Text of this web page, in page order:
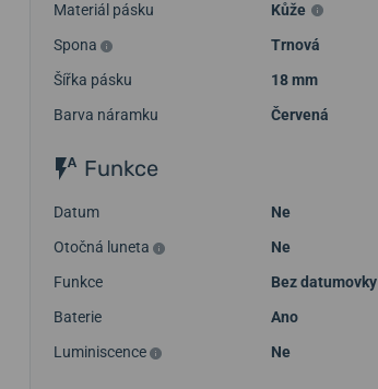
Materiál pásku
Kůže
Spona
Trnová
Šířka pásku
18 mm
Barva náramku
Červená
Funkce
Datum
Ne
Otočná luneta
Ne
Funkce
Bez datumovky
Baterie
Ano
Luminiscence
Ne